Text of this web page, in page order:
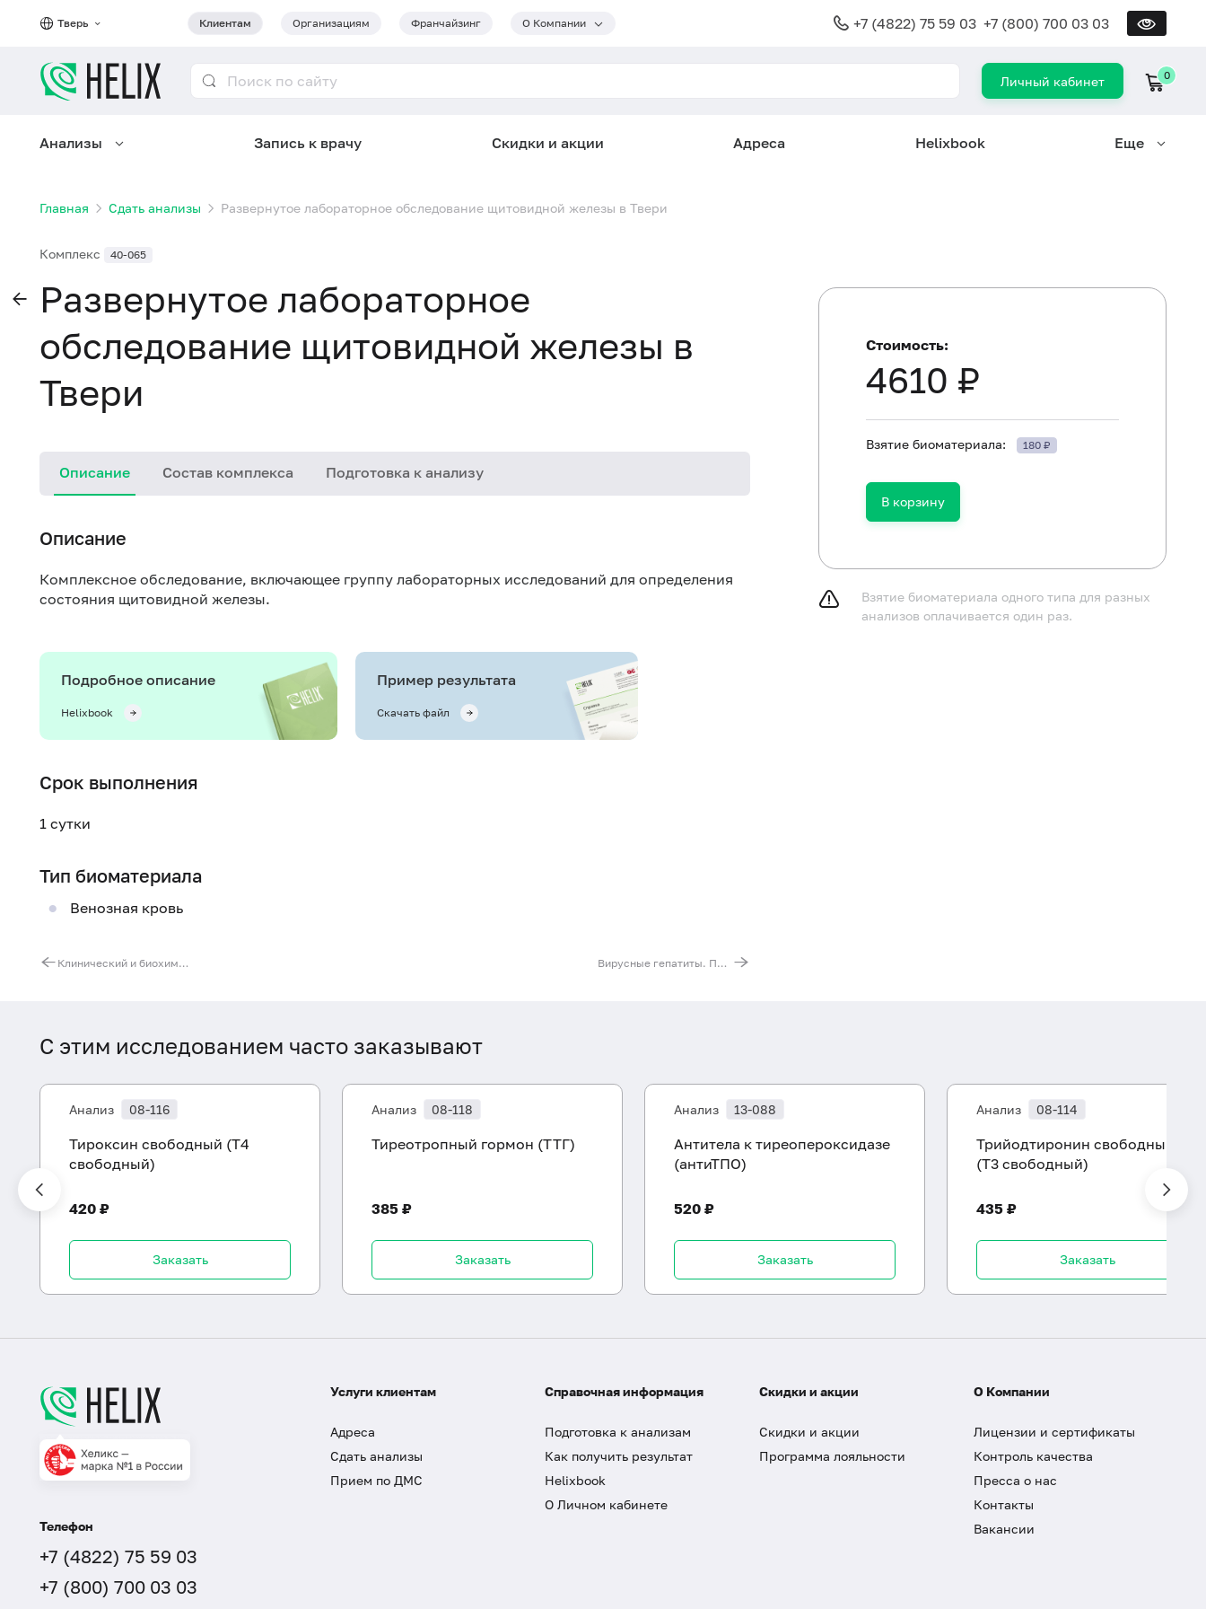
Тверь Клиентам Организациям Франчайзинг О Компании +7 (4822) 75 59 03 +7 (800) 700 03 03
Личный кабинет 0
Анализы Запись к врачу Скидки и акции Адреса Helixbook Еще
Главная Сдать анализы Развернутое лабораторное обследование щитовидной железы в Твери
Комплекс 40-065
Развернутое лабораторное
обследование щитовидной железы в
Твери
Описание Состав комплекса Подготовка к анализу
Описание
Комплексное обследование, включающее группу лабораторных исследований для определения
состояния щитовидной железы.
Подробное описание
Helixbook
Пример результата
Скачать файл
Срок выполнения
1 сутки
Тип биоматериала
Венозная кровь
Клинический и биохимический анализы крови - основные показатели Вирусные гепатиты. Первичная диагностика
Трийодтиронин свободный (Т3 свободный)
Тироксин общий (Т4)
Тироксин свободный (Т4 свободный)
Стоимость:
4610 ₽
Взятие биоматериала: 180 ₽
В корзину
Взятие биоматериала одного типа для разных
анализов оплачивается один раз.
С этим исследованием часто заказывают
Анализ 08-116
Тироксин свободный (Т4
свободный)
420 ₽
Заказать
Анализ 08-118
Тиреотропный гормон (ТТГ)
385 ₽
Заказать
Анализ 13-088
Антитела к тиреопероксидазе
(антиТПО)
520 ₽
Заказать
Анализ 08-114
Трийодтиронин свободный
(Т3 свободный)
435 ₽
Заказать
Телефон
+7 (4822) 75 59 03
+7 (800) 700 03 03
Услуги клиентам
Адреса
Сдать анализы
Прием по ДМС
Справочная информация
Подготовка к анализам
Как получить результат
Helixbook
О Личном кабинете
Скидки и акции
Скидки и акции
Программа лояльности
О Компании
Лицензии и сертификаты
Контроль качества
Пресса о нас
Контакты
Вакансии